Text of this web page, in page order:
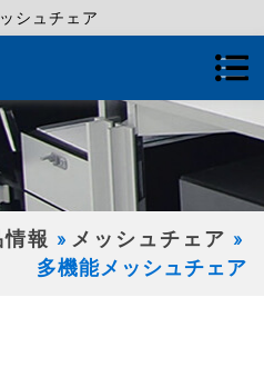
シュチェア
報
メッシュチェア
多機能メッシュチェア